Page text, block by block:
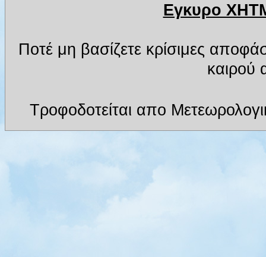
Εγκυρο
Ποτέ μη βασίζετε κρίσιμες
καιρού
Τροφοδοτείται απο